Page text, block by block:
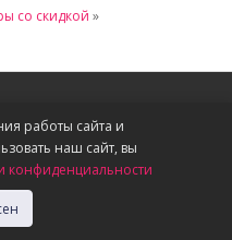
со скидкой »
работы сайта и
наш сайт, вы
конфиденциальности